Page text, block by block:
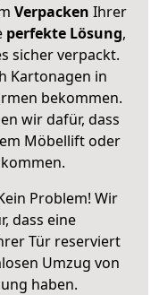
Verpacken Ihrer
perfekte Lösung,
sicher verpackt.
Kartonagen in
bekommen.
wir dafür, dass
Möbellift oder
Problem! Wir
dass eine
Tür reserviert
Umzug von
haben.